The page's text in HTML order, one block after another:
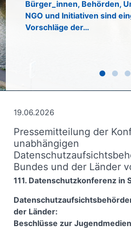
Bürger_innen, Behörden,
NGO und Initiativen sind
Vorschläge der…
19.06.2026
Pressemitteilung der
unabhängigen
Bundes und der Länder
111. Datenschutzkonferenz in
der Länder:
Beschlüsse zur